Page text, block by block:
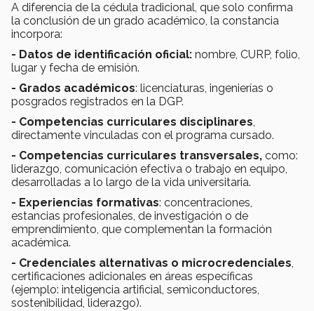
A diferencia de la cédula tradicional, que solo confirma
la conclusión de un grado académico, la constancia
incorpora:
- Datos de identificación oficial: nombre, CURP, folio,
lugar y fecha de emisión.
- Grados académicos: licenciaturas, ingenierías o
posgrados registrados en la DGP.
- Competencias curriculares disciplinares,
directamente vinculadas con el programa cursado.
- Competencias curriculares transversales, como:
liderazgo, comunicación efectiva o trabajo en equipo,
desarrolladas a lo largo de la vida universitaria.
- Experiencias formativas: concentraciones,
estancias profesionales, de investigación o de
emprendimiento, que complementan la formación
académica.
- Credenciales alternativas o microcredenciales,
certificaciones adicionales en áreas específicas
(ejemplo: inteligencia artificial, semiconductores,
sostenibilidad, liderazgo).